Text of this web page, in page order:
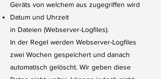
Geräts von welchem aus zugegriffen wird
Datum und Uhrzeit
in Dateien (Webserver-Logfiles).
In der Regel werden Webserver-Logfiles
zwei Wochen gespeichert und danach
automatisch gelöscht. Wir geben diese